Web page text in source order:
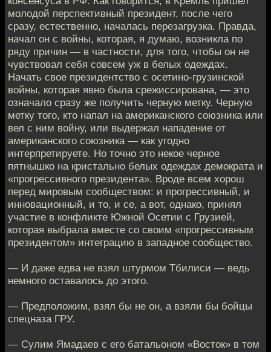
молодой перспективный президент, после чего
сразу, естественно, началась перезагрузка. Правда,
начал он с войны, которая, я думаю, возникла по
ряду причин — в частности, для того, чтобы он не
чувствовал себя совсем уж в белых одеждах.
Начать свое президентство с осетино-грузинской
войны, которая явно была срежиссирована, — это
означало сразу же получить черную метку. Черную
метку того, кто напал на американского союзника или
вел с ним войну, или выдержал нападение от
американского союзника — как угодно
интерпретируете. Но точно это некое черное
пятнышко на кристально белых одеждах демократа и
«прогрессивного президента». Вроде всем хорош
перед мировым сообществом: и прогрессивный, и
инновационный, и то, и се, а вот, однако, принял
участие в конфликте Южной Осетии с Грузией,
которая выбрала вместе со своим «прогрессивным
президентом» интеграцию в западное сообщество.
— И даже едва не взял штурмом Тбилиси — ведь
немного оставалось до этого.
— Предположим, взял бы не он, а взяли бы бойцы
спецназа ГРУ.
— Сулим Ямадаев с его батальоном «Восток» в том